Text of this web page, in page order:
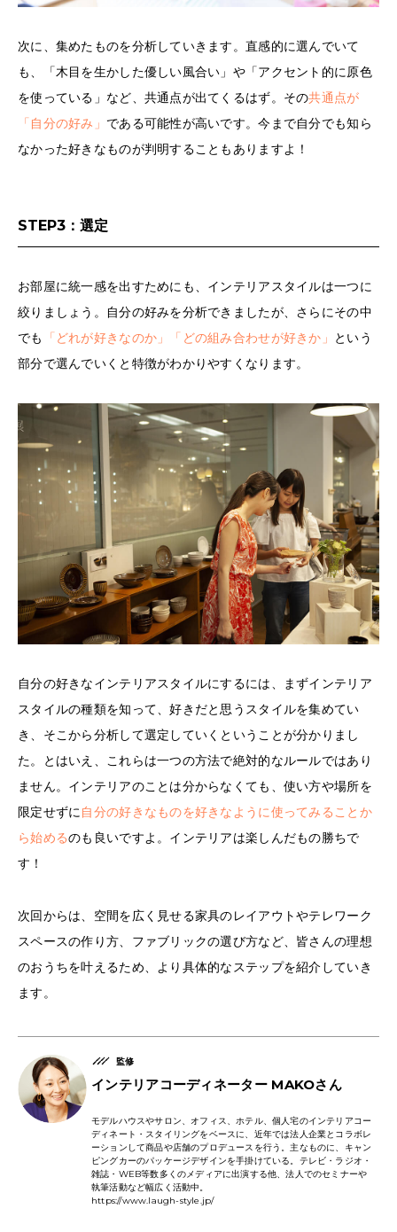
次に、集めたものを分析していきます。直感的に選んでいて
も、「木目を生かした優しい風合い」や「アクセント的に原色
を使っている」など、共通点が出てくるはず。その共通点が
「自分の好み」 である可能性が高いです。今まで自分でも知ら
なかった好きなものが判明することもありますよ！
STEP3：選定
お部屋に統一感を出すためにも、インテリアスタイルは一つに
絞りましょう。自分の好みを分析できましたが、さらにその中
でも
「どれが好きなのか」「どの組み合わせが好きか」 という
部分で選んでいくと特徴がわかりやすくなります。
自分の好きなインテリアスタイルにするには、まずインテリア
スタイルの種類を知って、好きだと思うスタイルを集めてい
き、そこから分析して選定していくということが分かりまし
た。とはいえ、これらは一つの方法で絶対的なルールではあり
ません。インテリアのことは分からなくても、使い方や場所を
限定せずに自分の好きなものを好きなように使ってみることか
ら始めるのも良いですよ。インテリアは楽しんだもの勝ちで
す！
次回からは、空間を広く見せる家具のレイアウトやテレワーク
スペースの作り方、ファブリックの選び方など、皆さんの理想
のおうちを叶えるため、より具体的なステップを紹介していき
ます。
監修
インテリアコーディネーター MAKOさん
モデルハウスやサロン、オフィス、ホテル、個人宅のインテリアコー
ディネート・スタイリングをベースに、近年では法人企業とコラボレ
ーションして商品や店舗のプロデュースを行う。主なものに、キャン
ピングカーのパッケージデザインを手掛けている。テレビ・ラジオ・
雑誌・WEB等数多くのメディアに出演する他、法人でのセミナーや
執筆活動など幅広く活動中。
https://www.laugh-style.jp/